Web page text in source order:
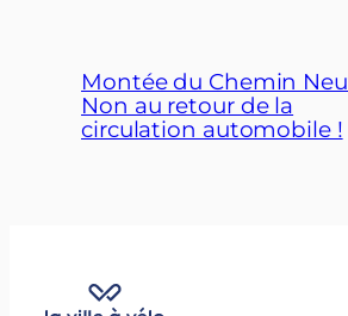
Montée du Chemin
Non au retour de la
circulation automobile !